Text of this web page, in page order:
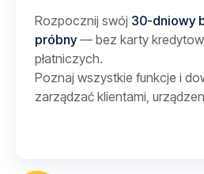
Rozpocznij swój 30-dniowy
próbny— bez karty
płatniczych.
Poznaj wszystkie funkcje i
zarządzać klientami,